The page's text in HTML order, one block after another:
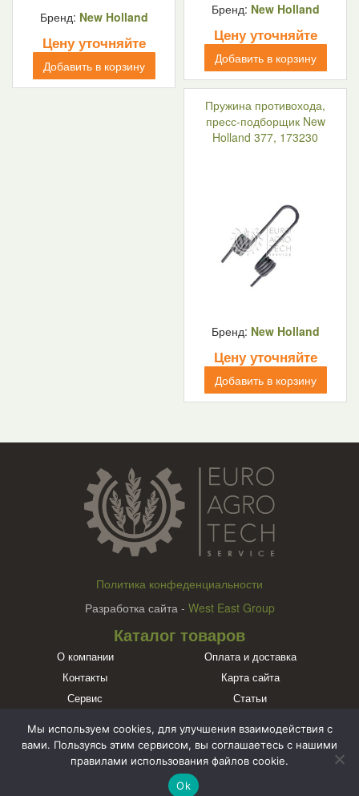
Бренд: New Holland
Цену уточняйте
Добавить в корзину
Бренд: New Holland
Цену уточняйте
Добавить в корзину
Пружина противохода,
пресс-подборщик New
Holland 377, 173230
Бренд: New Holland
Цену уточняйте
Добавить в корзину
Политика конфеденциальности
Разработка сайта - West East Group
Каталог товаров
О компании
Оплата и доставка
Контакты
Карта сайта
Сервис
Статьи
Познакомьтесь с нами в социальных сетях
Мы используем cookies, для улучшения взаимодействия с
вами. Пользуясь этим сервисом, вы соглашаетесь с нашими
правилами использования файлов cookie.
Ok